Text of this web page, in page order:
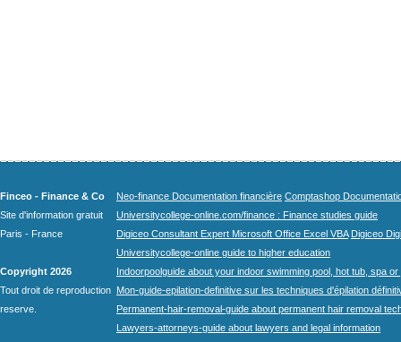
Finceo - Finance & Co
Site d'information gratuit
Paris - France
Copyright 2026
Tout droit de reproduction
reserve.
Neo-finance Documentation financière Comptashop
Universitycollege-online.com/finance : Finance studies guide
Digiceo Consultant Expert Microsoft Office Excel VBA Digiceo
Universitycollege-online guide to higher education
Indoorpoolguide about your indoor swimming pool, hot tub, spa
Mon-guide-epilation-definitive sur les techniques d'épilation
Permanent-hair-removal-guide about permanent hair removal
Lawyers-attorneys-guide about lawyers and legal information